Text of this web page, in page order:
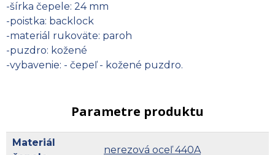
-šírka čepele: 24 mm
-poistka: backlock
-materiál rukoväte: paroh
-puzdro: kožené
-vybavenie: - čepeľ - kožené puzdro.
Parametre produktu
Materiál
nerezová oceľ 440A